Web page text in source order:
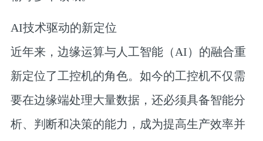
AI技术驱动的新定位
近年来，边缘运算与人工智能（AI）的融合重
新定位了工控机的角色。如今的工控机不仅需
要在边缘端处理大量数据，还必须具备智能分
析、判断和决策的能力，成为提高生产效率并